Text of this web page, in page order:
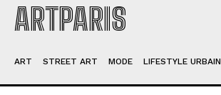
ARTPARIS
ART STREET ART MODE LIFESTYLE URBAIN